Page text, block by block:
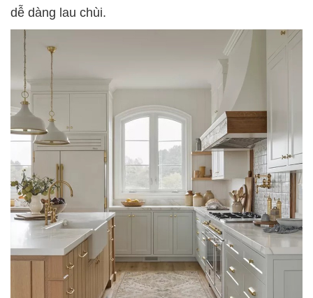
dễ dàng lau chùi.